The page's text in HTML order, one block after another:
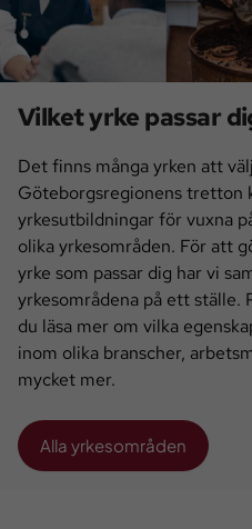
Vilket yrke passar
Det finns många yrken att
Göteborgsregionens tretton
yrkesutbildningar för vuxna
olika yrkesområden. För att
yrke som passar dig har vi
yrkesområdena på ett ställe.
du läsa mer om vilka
inom olika branscher,
mycket mer.
Alla yrkesområden